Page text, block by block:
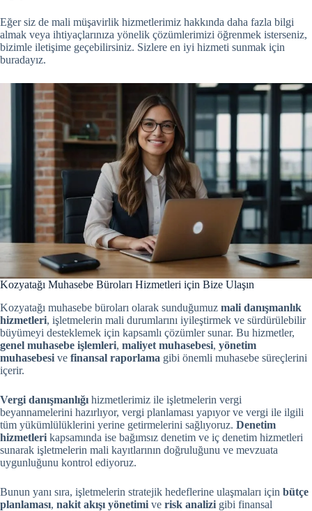
Eğer siz de mali müşavirlik hizmetlerimiz hakkında daha fazla bilgi
almak veya ihtiyaçlarınıza yönelik çözümlerimizi öğrenmek isterseniz,
bizimle iletişime geçebilirsiniz. Sizlere en iyi hizmeti sunmak için
buradayız.
Kozyatağı Muhasebe Büroları Hizmetleri için Bize Ulaşın
Kozyatağı muhasebe büroları olarak sunduğumuz mali danışmanlık
hizmetleri, işletmelerin mali durumlarını iyileştirmek ve sürdürülebilir
büyümeyi desteklemek için kapsamlı çözümler sunar. Bu hizmetler,
genel muhasebe işlemleri, maliyet muhasebesi, yönetim
muhasebesi ve finansal raporlama gibi önemli muhasebe süreçlerini
içerir.
Vergi danışmanlığı hizmetlerimiz ile işletmelerin vergi
beyannamelerini hazırlıyor, vergi planlaması yapıyor ve vergi ile ilgili
tüm yükümlülüklerini yerine getirmelerini sağlıyoruz. Denetim
hizmetleri kapsamında ise bağımsız denetim ve iç denetim hizmetleri
sunarak işletmelerin mali kayıtlarının doğruluğunu ve mevzuata
uygunluğunu kontrol ediyoruz.
Bunun yanı sıra, işletmelerin stratejik hedeflerine ulaşmaları için bütçe
planlaması, nakit akışı yönetimi ve risk analizi gibi finansal